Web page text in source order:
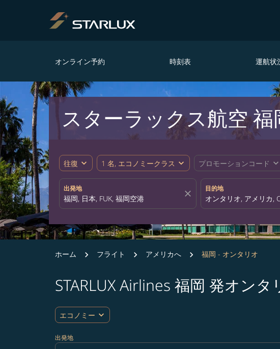
オンライン予約 時刻表 運航状
スターラックス航空
往復 expand_more 1 名, エコノミークラス expand_more プロモーションコード expand_more
出発地
close
目的地
ホーム フライト アメリカへ 福岡 - オンタリオ
STARLUX Airlines 福岡 発オン
エコノミー expand_more
出発地
ルート (出発地および/または目的地) を更新するか、以下の